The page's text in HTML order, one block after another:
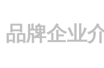
品牌企业